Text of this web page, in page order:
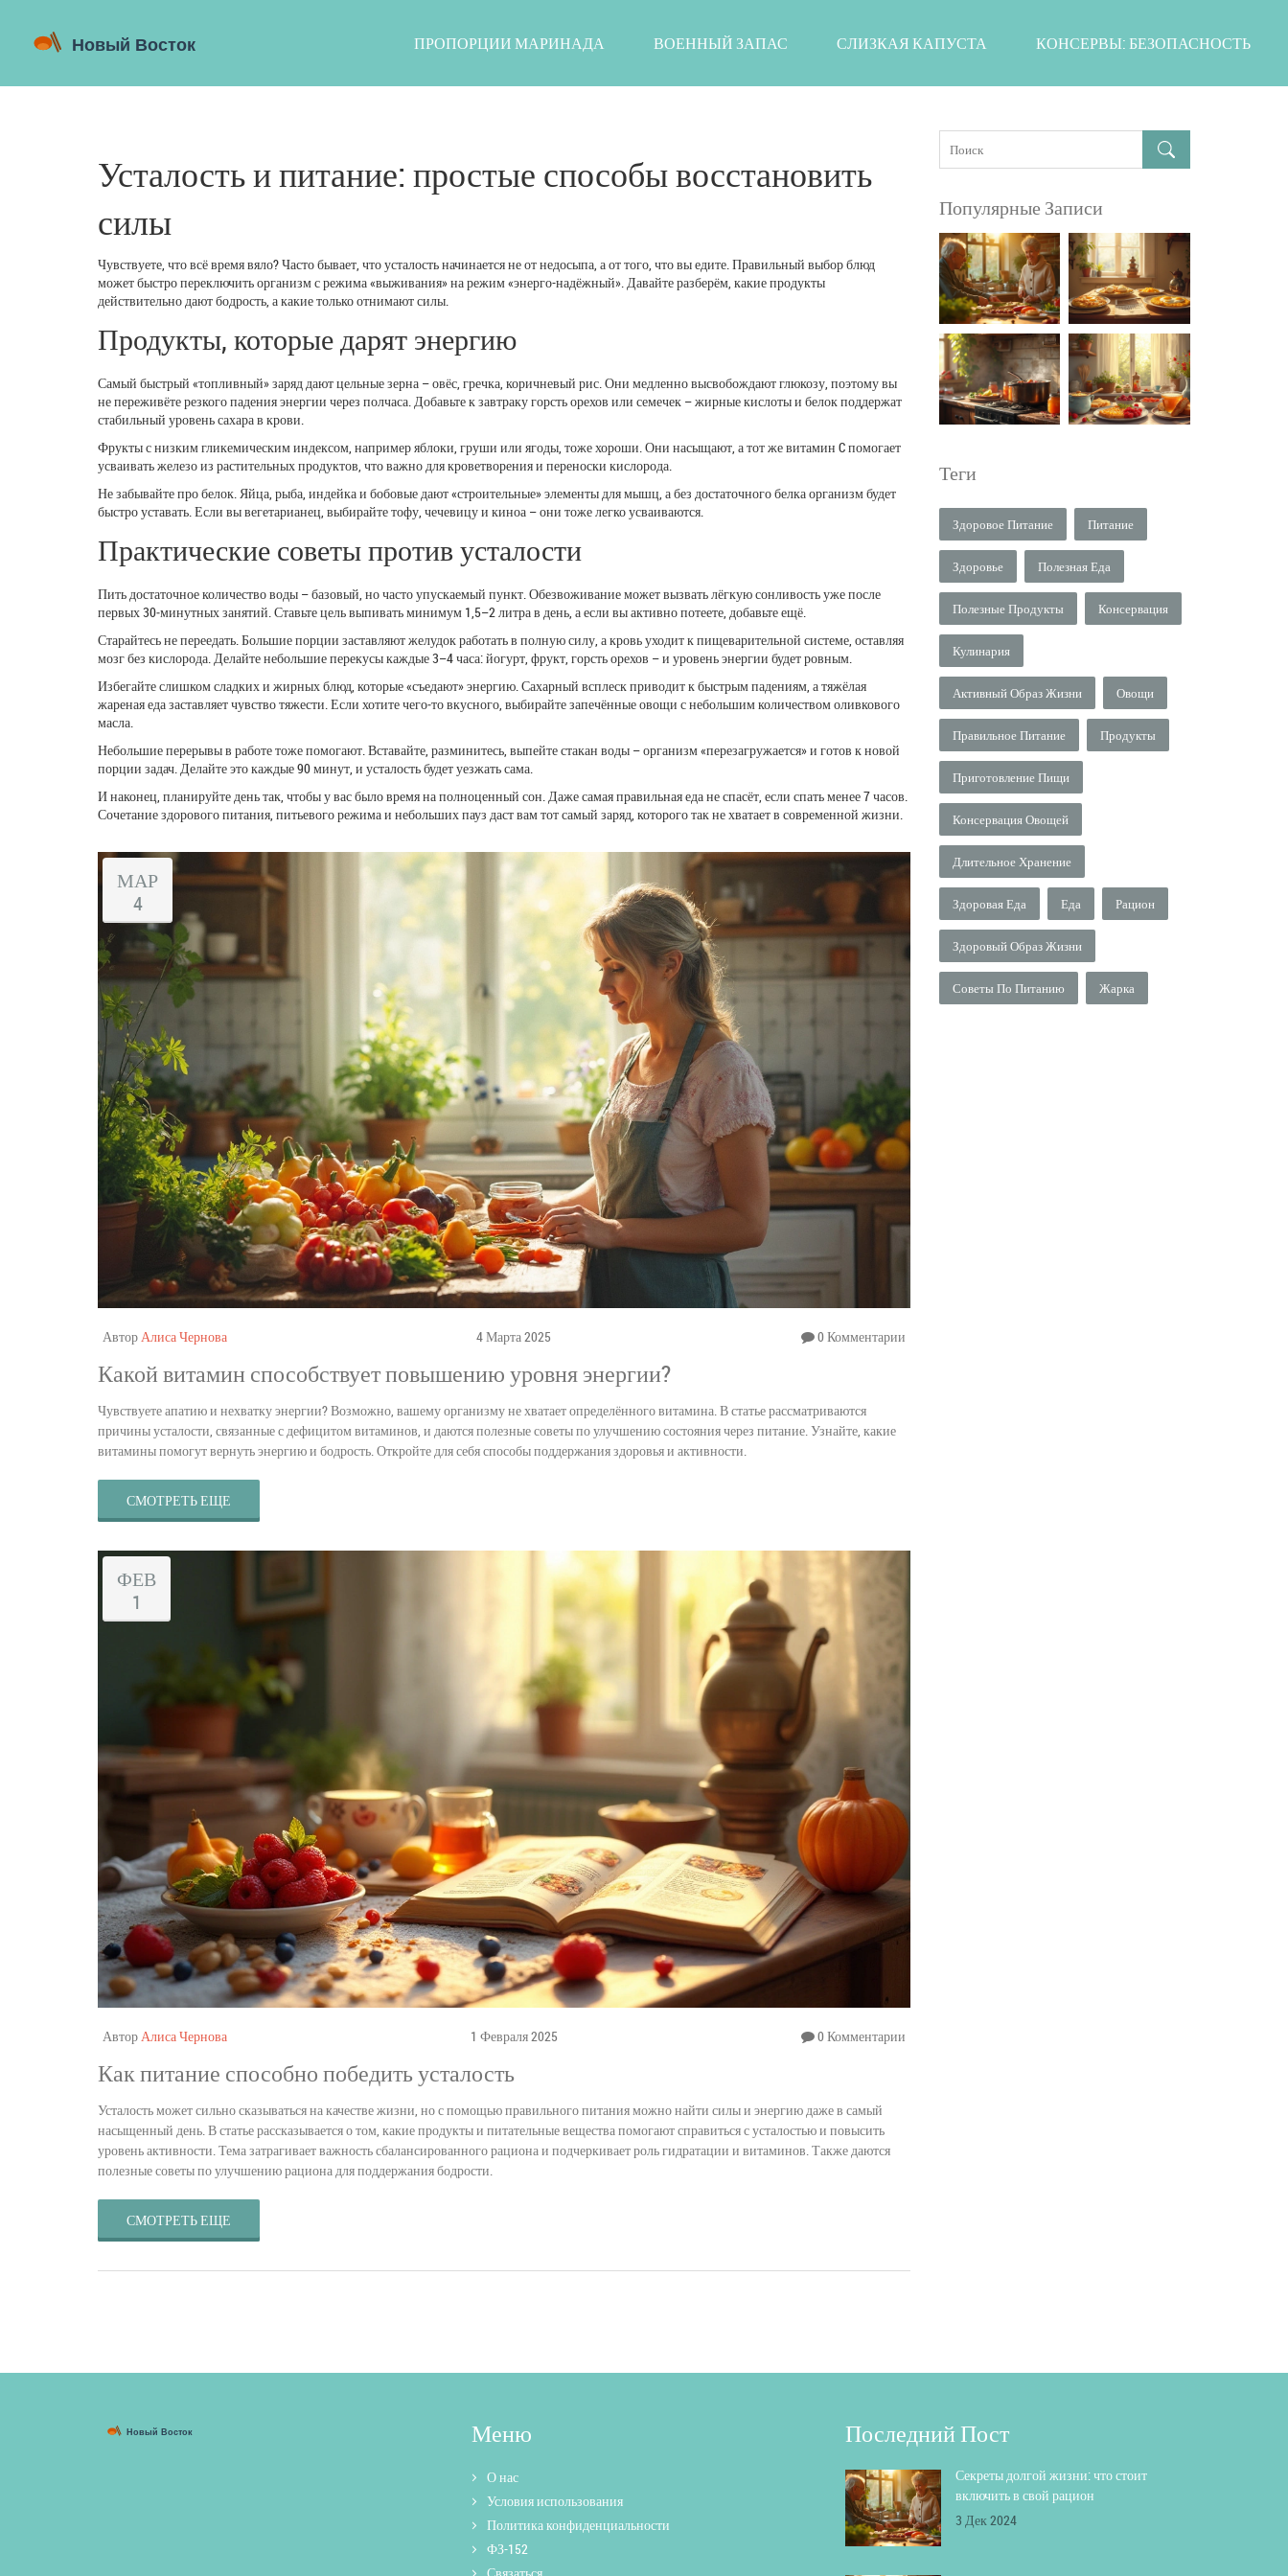
ПРОПОРЦИИ МАРИНАДА ВОЕННЫЙ ЗАПАС СЛИЗКАЯ КАПУСТА КОНСЕРВЫ: БЕЗОПАСНОСТЬ
Усталость и питание: простые способы восстановить
силы
Чувствуете, что всё время вяло? Часто бывает, что усталость начинается не от недосыпа, а от того, что вы едите. Правильный выбор блюд
может быстро переключить организм с режима «выживания» на режим «энерго-надёжный». Давайте разберём, какие продукты
действительно дают бодрость, а какие только отнимают силы.
Продукты, которые дарят энергию
Самый быстрый «топливный» заряд дают цельные зерна – овёс, гречка, коричневый рис. Они медленно высвобождают глюкозу, поэтому вы
не переживёте резкого падения энергии через полчаса. Добавьте к завтраку горсть орехов или семечек – жирные кислоты и белок поддержат
стабильный уровень сахара в крови.
Фрукты с низким гликемическим индексом, например яблоки, груши или ягоды, тоже хороши. Они насыщают, а тот же витамин C помогает
усваивать железо из растительных продуктов, что важно для кроветворения и переноски кислорода.
Не забывайте про белок. Яйца, рыба, индейка и бобовые дают «строительные» элементы для мышц, а без достаточного белка организм будет
быстро уставать. Если вы вегетарианец, выбирайте тофу, чечевицу и киноа – они тоже легко усваиваются.
Практические советы против усталости
Пить достаточное количество воды – базовый, но часто упускаемый пункт. Обезвоживание может вызвать лёгкую сонливость уже после
первых 30‑минутных занятий. Ставьте цель выпивать минимум 1,5–2 литра в день, а если вы активно потеете, добавьте ещё.
Старайтесь не переедать. Большие порции заставляют желудок работать в полную силу, а кровь уходит к пищеварительной системе, оставляя
мозг без кислорода. Делайте небольшие перекусы каждые 3–4 часа: йогурт, фрукт, горсть орехов – и уровень энергии будет ровным.
Избегайте слишком сладких и жирных блюд, которые «съедают» энергию. Сахарный всплеск приводит к быстрым падениям, а тяжёлая
жареная еда заставляет чувство тяжести. Если хотите чего‑то вкусного, выбирайте запечённые овощи с небольшим количеством оливкового
масла.
Небольшие перерывы в работе тоже помогают. Вставайте, разминитесь, выпейте стакан воды – организм «перезагружается» и готов к новой
порции задач. Делайте это каждые 90 минут, и усталость будет уезжать сама.
И наконец, планируйте день так, чтобы у вас было время на полноценный сон. Даже самая правильная еда не спасёт, если спать менее 7 часов.
Сочетание здорового питания, питьевого режима и небольших пауз даст вам тот самый заряд, которого так не хватает в современной жизни.
МАР
4
АвторАлиса Чернова 4 Марта 2025 0 Комментарии
Какой витамин способствует повышению уровня энергии?
Чувствуете апатию и нехватку энергии? Возможно, вашему организму не хватает определённого витамина. В статье рассматриваются
причины усталости, связанные с дефицитом витаминов, и даются полезные советы по улучшению состояния через питание. Узнайте, какие
витамины помогут вернуть энергию и бодрость. Откройте для себя способы поддержания здоровья и активности.
СМОТРЕТЬ ЕЩЕ
ФЕВ
1
АвторАлиса Чернова 1 Февраля 2025 0 Комментарии
Как питание способно победить усталость
Усталость может сильно сказываться на качестве жизни, но с помощью правильного питания можно найти силы и энергию даже в самый
насыщенный день. В статье рассказывается о том, какие продукты и питательные вещества помогают справиться с усталостью и повысить
уровень активности. Тема затрагивает важность сбалансированного рациона и подчеркивает роль гидратации и витаминов. Также даются
полезные советы по улучшению рациона для поддержания бодрости.
СМОТРЕТЬ ЕЩЕ
Популярные Записи
Теги
Здоровое Питание Питание
Здоровье Полезная Еда
Полезные Продукты Консервация
Кулинария
Активный Образ Жизни Овощи
Правильное Питание Продукты
Приготовление Пищи
Консервация Овощей
Длительное Хранение
Здоровая Еда Еда Рацион
Здоровый Образ Жизни
Советы По Питанию Жарка
Меню
О нас
Условия использования
Политика конфиденциальности
ФЗ-152
Последний Пост
Секреты долгой жизни: что стоит
включить в свой рацион
3 Дек 2024